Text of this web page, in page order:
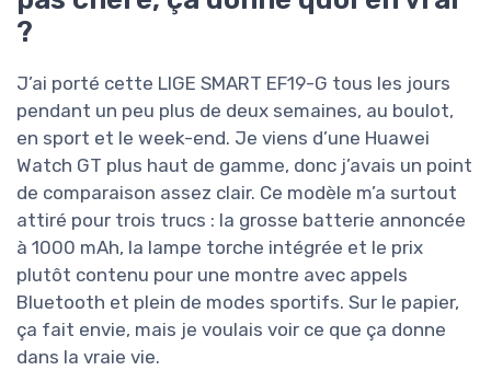
?
J’ai porté cette LIGE SMART EF19-G tous les jours
pendant un peu plus de deux semaines, au boulot,
en sport et le week-end. Je viens d’une Huawei
Watch GT plus haut de gamme, donc j’avais un point
de comparaison assez clair. Ce modèle m’a surtout
attiré pour trois trucs : la grosse batterie annoncée
à 1000 mAh, la lampe torche intégrée et le prix
plutôt contenu pour une montre avec appels
Bluetooth et plein de modes sportifs. Sur le papier,
ça fait envie, mais je voulais voir ce que ça donne
dans la vraie vie.